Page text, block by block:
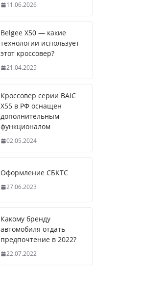
11.06.2026
Belgee X50 — какие
технологии использует
этот кроссовер?
21.04.2025
Кроссовер серии BAIC
X55 в РФ оснащен
дополнительным
функционалом
02.05.2024
Оформление СБКТС
27.06.2023
Какому бренду
автомобиля отдать
предпочтение в 2022?
22.07.2022